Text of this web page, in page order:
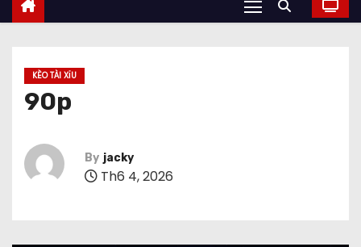
KÈO TÀI XỈU
90p
By jacky
Th6 4, 2026